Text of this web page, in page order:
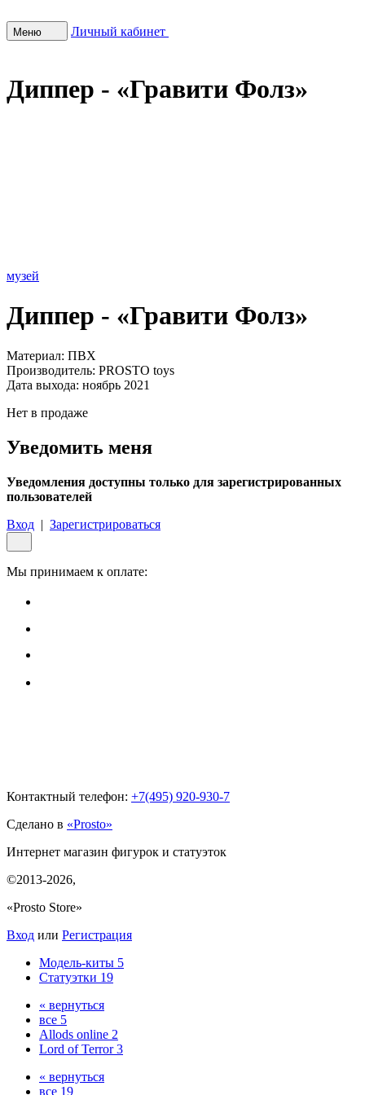
Меню Личный кабинет
Диппер - «Гравити Фолз»
музей
Диппер - «Гравити Фолз»
Материал: ПВХ
Производитель: PROSTO toys
Дата выхода: ноябрь 2021
Нет в продаже
Уведомить меня
Уведомления доступны только для зарегистрированных
пользователей
Вход | Зарегистрироваться
Мы принимаем к оплате:
Контактный телефон: +7(495) 920-930-7
Сделано в «Prosto»
Интернет магазин фигурок и статуэток
©2013-2026,
«Prosto Store»
Вход или Регистрация
Модель-киты 5
Статуэтки 19
« вернуться
все 5
Allods online 2
Lord of Terror 3
« вернуться
все 19